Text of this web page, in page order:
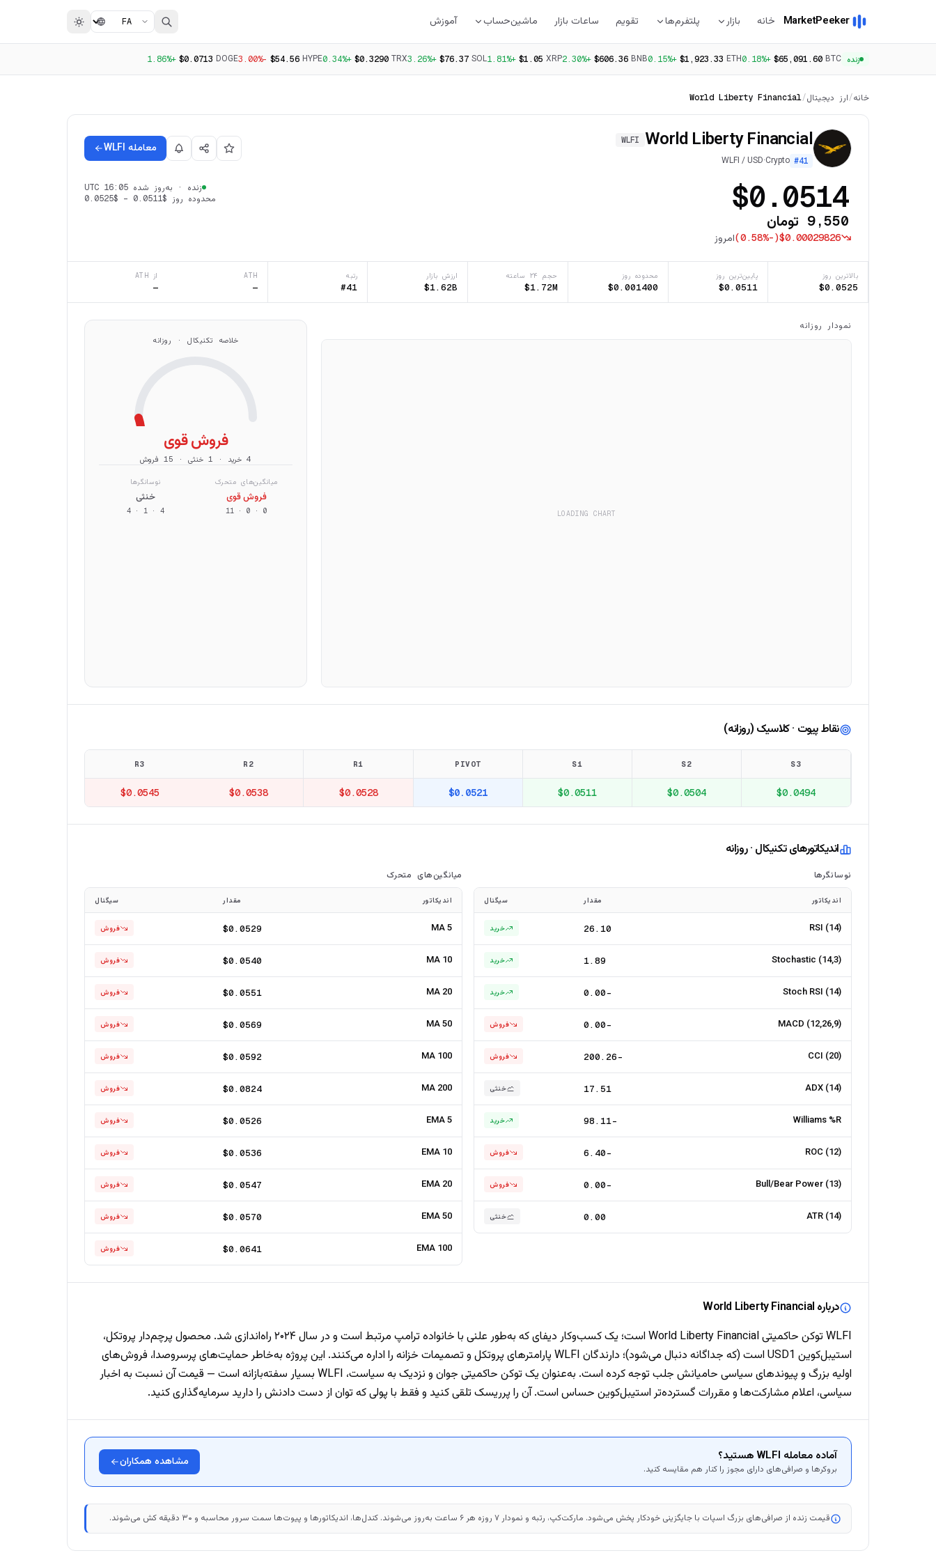
MarketPeeker خانه بازار پلتفرم‌ها تقویم ساعات بازار ماشین‌حساب آموزش
زنده BTC
$65,091.60
+0.18%
ETH
$1,923.33
+0.15%
BNB
$606.36
+2.30%
XRP
$1.05
+1.81%
SOL
$76.37
+3.26%
TRX
$0.3290
+0.34%
HYPE
$54.56
-3.00%
DOGE
$0.0713
+1.86%
خانه/ارز دیجیتال/
World Liberty Financial
World Liberty Financial
WLFI
#41
Crypto
·
WLFI / USD
معامله WLFI
$0.0514
9,550 تومان
$0.00029826
(
-0.58%
)امروز
زنده · به‌روز شده 16:05 UTC
محدوده روز
$0.0511
–
$0.0525
بالاترین روز
$0.0525
پایین‌ترین روز
$0.0511
محدوده روز
$0.001400
حجم ۲۴ ساعته
$1.72M
ارزش بازار
$1.62B
رتبه
#41
ATH
—
از ATH
—
نمودار روزانه
LOADING CHART
خلاصه تکنیکال · روزانه
فروش قوی
4 خرید · 1 خنثی · 15 فروش
میانگین‌های متحرک
فروش قوی
0
·
0
·
11
نوسانگرها
خنثی
4
·
1
·
4
نقاط پیوت · کلاسیک (روزانه)
S3
S2
S1
PIVOT
R1
R2
R3
$0.0494
$0.0504
$0.0511
$0.0521
$0.0528
$0.0538
$0.0545
اندیکاتورهای تکنیکال · روزانه
نوسانگرها
اندیکاتور مقدار سیگنال
RSI (14)
26.10 خرید
Stochastic (14,3)
1.89 خرید
Stoch RSI (14)
-0.00 خرید
MACD (12,26,9)
-0.00 فروش
CCI (20)
-200.26 فروش
ADX (14)
17.51 خنثی
Williams %R
-98.11 خرید
ROC (12)
-6.40 فروش
Bull/Bear Power (13)
-0.00 فروش
ATR (14)
0.00 خنثی
میانگین‌های متحرک
اندیکاتور مقدار سیگنال
MA 5
$0.0529 فروش
MA 10
$0.0540 فروش
MA 20
$0.0551 فروش
MA 50
$0.0569 فروش
MA 100
$0.0592 فروش
MA 200
$0.0824 فروش
EMA 5
$0.0526 فروش
EMA 10
$0.0536 فروش
EMA 20
$0.0547 فروش
EMA 50
$0.0570 فروش
EMA 100
$0.0641 فروش
درباره World Liberty Financial
WLFI توکن حاکمیتی World Liberty Financial است؛ یک کسب‌وکار دیفای که به‌طور علنی با خانواده ترامپ مرتبط است و در سال ۲۰۲۴ راه‌اندازی شد. محصول پرچم‌دار پروتکل،
استیبل‌کوین USD1 است (که جداگانه دنبال می‌شود)؛ دارندگان WLFI پارامترهای پروتکل و تصمیمات خزانه را اداره می‌کنند. این پروژه به‌خاطر حمایت‌های پرسروصدا، فروش‌های
اولیه بزرگ و پیوندهای سیاسی حامیانش جلب توجه کرده است. به‌عنوان یک توکن حاکمیتی جوان و نزدیک به سیاست، WLFI بسیار سفته‌بازانه است — قیمت آن نسبت به اخبار
سیاسی، اعلام مشارکت‌ها و مقررات گسترده‌تر استیبل‌کوین حساس است. آن را پرریسک تلقی کنید و فقط با پولی که توان از دست دادنش را دارید سرمایه‌گذاری کنید.
آماده معامله WLFI هستید؟
بروکرها و صرافی‌های دارای مجوز را کنار هم مقایسه کنید. مشاهده همکاران
قیمت زنده از صرافی‌های بزرگ اسپات با جایگزینی خودکار پخش می‌شود. مارکت‌کپ، رتبه و نمودار ۷ روزه هر ۶ ساعت به‌روز می‌شوند. کندل‌ها، اندیکاتورها و پیوت‌ها سمت سرور محاسبه و ۳۰ دقیقه کش می‌شوند.